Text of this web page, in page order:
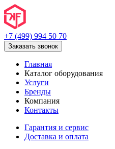
+7 (499) 994 50 70
Заказать звонок
Главная
Каталог оборудования
Услуги
Бренды
Компания
Контакты
Гарантия и сервис
Доставка и оплата